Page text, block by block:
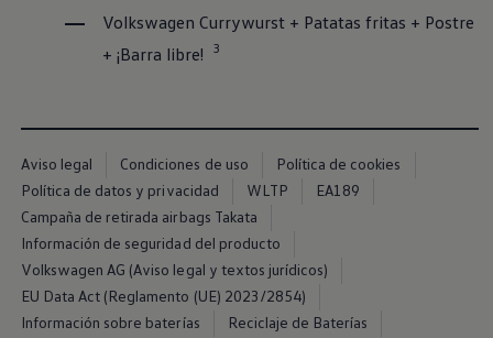
Volkswagen Long Drive
Ofertas posventa
Servicio técnico para eléctricos
Retirada por seguridad de airbags Takata
Accesorios Originales
Comunidad The Originals
Comunidad The Originals
Historias Originales
Concentración FurgoVolkswagen
La historia de las furgos Volkswagen
Consigue tu placa The Originals
Camper Tour
Volkswagen Currywurst + Patatas fritas + Postre
+ ¡Barra libre!
3
Aviso legal Condiciones de uso
Política de cookies
Política de datos y privacidad
WLTP
EA189
Campaña de retirada airbags Takata
Información de seguridad del producto
Volkswagen AG (Aviso legal y textos jurídicos)
EU Data Act (Reglamento (UE) 2023/2854)
Información sobre baterías
Reciclaje de Baterías